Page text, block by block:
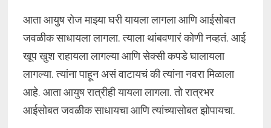
आता आयुष रोज माझ्या घरी यायला लागला आणि आईसोबत
जवळीक साधायला लागला. त्याला थांबवणारं कोणी नव्हतं. आई
खूप खुश राहायला लागल्या आणि सेक्सी कपडे घालायला
लागल्या. त्यांना पाहून असं वाटायचं की त्यांना नवरा मिळाला
आहे. आता आयुष रात्रीही यायला लागला. तो रात्रभर
आईसोबत जवळीक साधायचा आणि त्यांच्यासोबत झोपायचा.